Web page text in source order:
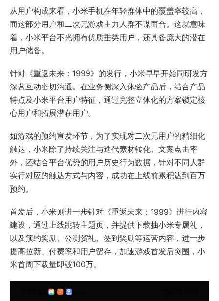
从用户构成来看，小米手机在年轻群体中的覆盖率较高，
而这部分用户和二次元游戏主力人群不谋而合。这就意味
着，小米平台不光拥有优质垂类用户，还具备庞大的潜在
用户储备。
针对《重返未来：1999》的发行，小米早早开始同研发方
深蓝互动密切沟通。在业务侧深入体验产品后，结合产品
特点及小米平台用户特征，通过完整立体化的方案锁定核
心用户和拓展潜在用户。
如游戏的预约宣发环节，为了实现对二次元用户的精细化
触达，小米除了持续关注与迭代素材转化、文案点击率
外，还结合平台优势的用户历史行为数据，针对不同人群
实行对应的触达方式与内容，成功在上线前累积达到百万
预约。
首发后，小米则进一步针对《重返未来：1999》进行内容
建设，通过上线跳转主题页，并提供下载抽小米专属礼，
以及预约奖励、公测贺礼、签到奖励等运营内容，进一步
提高拉新、付费率和用户留存，加速游戏首发后突围，小
米首周下载量即破100万。